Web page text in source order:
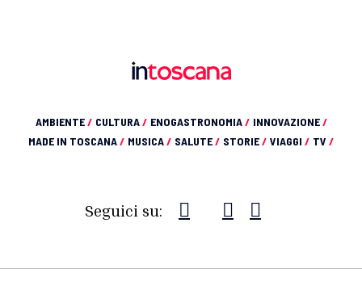
AMBIENTE/ CULTURA/ ENOGASTRONOMIA/ INNOVAZIONE/
MADE IN TOSCANA/ MUSICA/ SALUTE/ STORIE/ VIAGGI / TV /
Seguici su: